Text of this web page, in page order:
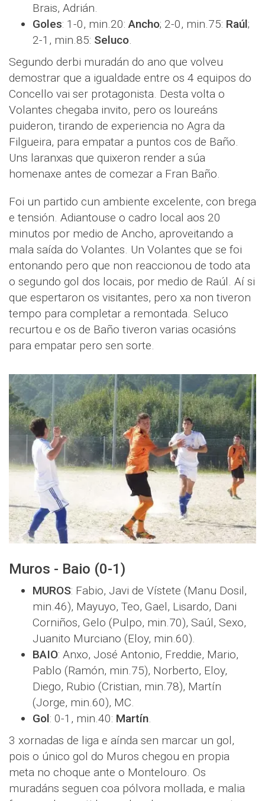
Brais, Adrián.
Goles: 1-0, min.20:Ancho; 2-0, min.75: Raúl;
2-1, min.85: Seluco.
Segundo derbi muradán do ano que volveu
demostrar que a igualdade entre os 4 equipos do
Concello vai ser protagonista. Desta volta o
Volantes chegaba invito, pero os loureáns
puideron, tirando de experiencia no Agra da
Filgueira, para empatar a puntos cos de Baño.
Uns laranxas que quixeron render a súa
homenaxe antes de comezar a Fran Baño.
Foi un partido cun ambiente excelente, con brega
e tensión. Adiantouse o cadro local aos 20
minutos por medio de Ancho, aproveitando a
mala saída do Volantes. Un Volantes que se foi
entonando pero que non reaccionou de todo ata
o segundo gol dos locais, por medio de Raúl. Aí si
que espertaron os visitantes, pero xa non tiveron
tempo para completar a remontada. Seluco
recurtou e os de Baño tiveron varias ocasións
para empatar pero sen sorte.
Muros - Baio (0-1)
MUROS: Fabio, Javi de Vístete (Manu Dosil,
min.46), Mayuyo, Teo, Gael, Lisardo, Dani
Corniños, Gelo (Pulpo, min.70), Saúl, Sexo,
Juanito Murciano (Eloy, min.60).
BAIO: Anxo, José Antonio, Freddie, Mario,
Pablo (Ramón, min.75), Norberto, Eloy,
Diego, Rubio (Cristian, min.78), Martín
(Jorge, min.60), MC.
Gol: 0-1, min.40: Martín.
3 xornadas de liga e aínda sen marcar un gol,
pois o único gol do Muros chegou en propia
meta no choque ante o Montelouro. Os
muradáns seguen coa pólvora mollada, e malia